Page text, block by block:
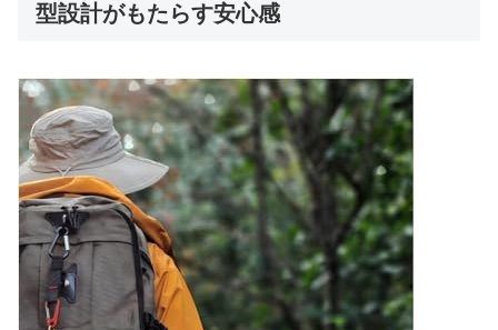
型設計がもたらす安心感